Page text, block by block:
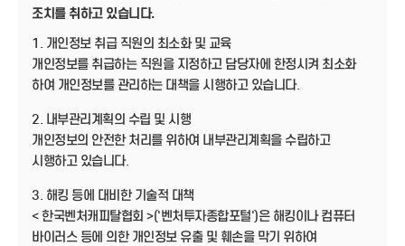
조치를 취하고 있습니다.
1. 개인정보 취급 직원의 최소화 및 교육
개인정보를 취급하는 직원을 지정하고 담당자에 한정시켜 최소화
하여 개인정보를 관리하는 대책을 시행하고 있습니다.
2. 내부관리계획의 수립 및 시행
개인정보의 안전한 처리를 위하여 내부관리계획을 수립하고
시행하고 있습니다.
3. 해킹 등에 대비한 기술적 대책
< 한국벤처캐피탈협회 >('벤처투자종합포털')은 해킹이나 컴퓨터
바이러스 등에 의한 개인정보 유출 및 훼손을 막기 위하여